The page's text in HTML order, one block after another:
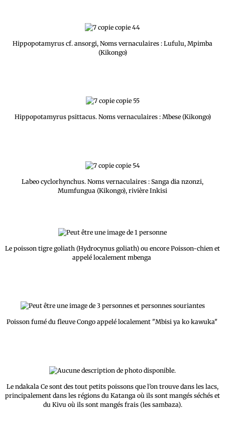
Hippopotamyrus cf. ansorgi, Noms vernaculaires : Lufulu, Mpimba
(Kikongo)
Hippopotamyrus psittacus. Noms vernaculaires : Mbese (Kikongo)
Labeo cyclorhynchus. Noms vernaculaires : Sanga dia nzonzi,
Mumfungua (Kikongo), rivière Inkisi
Le poisson tigre goliath (Hydrocynus goliath) ou encore Poisson-chien et
appelé localement mbenga
Poisson fumé du fleuve Congo appelé localement "Mbisi ya ko kawuka"
Le ndakala Ce sont des tout petits poissons que l’on trouve dans les lacs,
principalement dans les régions du Katanga où ils sont mangés séchés et
du Kivu où ils sont mangés frais (les sambaza).